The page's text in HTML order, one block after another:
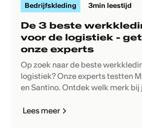
Bedrijfskleding 3min leestijd
De 3 beste
voor de logistiek -
onze experts
Op zoek naar de beste
logistiek? Onze experts testten
en Santino. Ontdek welk merk bij
Lees meer